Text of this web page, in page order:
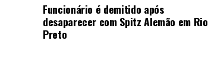
Funcionário é demitido após
desaparecer com Spitz Alemão em Rio
Preto